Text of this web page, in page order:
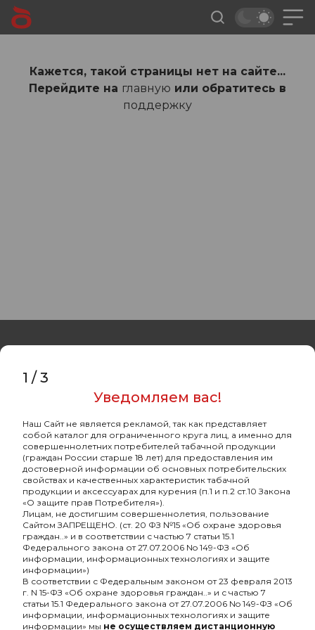
Кажется, такой страницы нет на сайте...
Перейдите на главную или обратитесь в
поддержку
Оптовый портал
8 (495) 740-22-08
8 (800) 222-82-00
Время работы
пн-пт: с 10:00 до 19:00
info@oshisha.net
О компании
Покупателям
1 /3
Уведомляем вас!
Наш Сайт не является рекламой, так как представляет
собой каталог для ограниченного круга лиц, а именно для
совершеннолетних потребителей табачной продукции
(граждан России старше 18 лет) для предоставления им
достоверной информации об основных потребительских
свойствах и качественных характеристик табачной
продукции и аксессуарах для курения (п.1 и п.2 ст.10 Закона
«О защите прав Потребителя»).
Лицам, не достигшим совершеннолетия, пользование
Сайтом ЗАПРЕЩЕНО. (ст. 20 ФЗ №15 «Об охране здоровья
граждан..» и в соответствии с частью 7 статьи 15.1
Федерального закона от 27.07.2006 No 149-ФЗ «Об
информации, информационных технологиях и защите
информации»)
В соответствии с Федеральным законом от 23 февраля 2013
г. N 15-ФЗ «Об охране здоровья граждан..» и с частью 7
статьи 15.1 Федерального закона от 27.07.2006 No 149-ФЗ «Об
информации, информационных технологиях и защите
информации» мы не осуществляем дистанционную